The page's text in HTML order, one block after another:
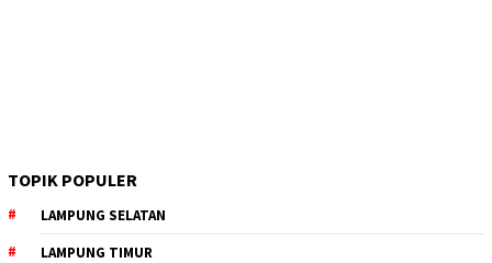
TOPIK POPULER
LAMPUNG SELATAN
LAMPUNG TIMUR